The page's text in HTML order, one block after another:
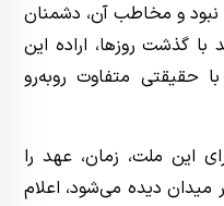
نبود و مخاطب آن، دشمنان
با گذشت روزها، اراده این
حقیقتی متفاوت روبه‌رو
این ملت، زمان، عهد را
میدان دیده می‌شود، اعلام